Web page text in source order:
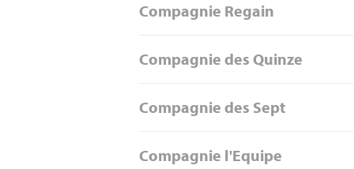
Compagnie Regain
Compagnie des Quinze
Compagnie des Sept
Compagnie l'Equipe